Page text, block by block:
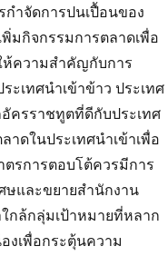
ำจัดการปนเปื้อนของ
มกิจกรรมการตลาดเพื่อ
ห้ความสำคัญกับการ
เทศนำเข้าข้าว ประเทศ
ครราชทูตที่ดีกับประเทศ
ดในประเทศนำเข้าเพื่อ
รการตอบโต้ควรมีการ
ษและขยายสำนักงาน
กล้กลุ่มเป้าหมายที่หลาก
งเพื่อกระตุ้นความ